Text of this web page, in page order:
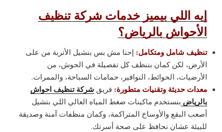
إيه اللي بيميز خدمات شركة تنظيف
الأحواش بالرياض؟
تنظيف شامل ومتكامل: إحنا مش بس بنشيل الأتربة من على
الأرض، لكن كمان بننظف كل تفصيلة في الحوش، من
الأرضيات، الحوائط، النوافير، حمامات السباحة، والممرات.
معدات حديثة وتقنيات متطورة: فريق شركة تنظيف احواش
بالرياض بنستخدم ماكينات ضغط المياه العالي اللي بتشيل
أصعب البقع والأوساخ المتراكمة، وكمان منظفات آمنة وصديقة
للبيئة عشان نحافظ على صحة أسرتك.